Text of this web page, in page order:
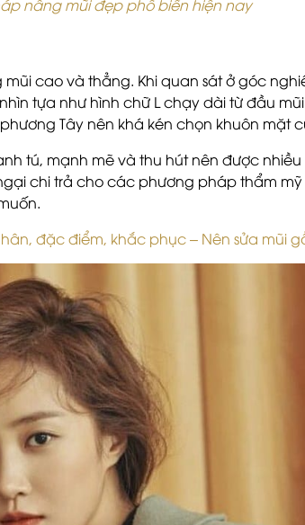
nâng mũi đẹp phổ biến hiện nay
cao và thẳng. Khi quan sát ở góc
tựa như hình chữ L chạy dài từ đầu
Tây nên khá kén chọn khuôn mặt
tú, mạnh mẽ và thu hút nên được
chi trả cho các phương pháp thẩm
đặc điểm, khắc phục – Nên sửa mũi